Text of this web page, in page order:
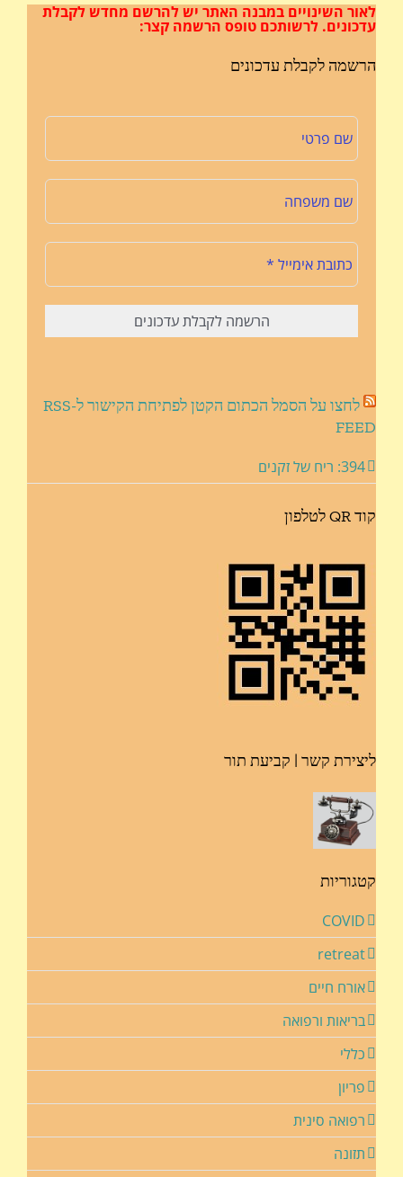
לאור השינויים במבנה האתר יש להרשם מחדש לקבלת
עדכונים. לרשותכם טופס הרשמה קצר:
הרשמה לקבלת עדכונים
לחצו על הסמל הכתום הקטן לפתיחת הקישור ל-RSS
FEED
394: ריח של זקנים
קוד QR לטלפון
ליצירת קשר | קביעת תור
קטגוריות
COVID
retreat
אורח חיים
בריאות ורפואה
כללי
פריון
רפואה סינית
תזונה